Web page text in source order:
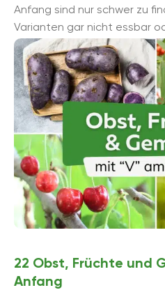
Anfang sind nur schwer zu
Varianten gar nicht essbar
Gewü...
22 Obst, Früchte und
Anfang